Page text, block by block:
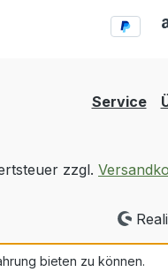
Service
zzgl.
bieten zu können.